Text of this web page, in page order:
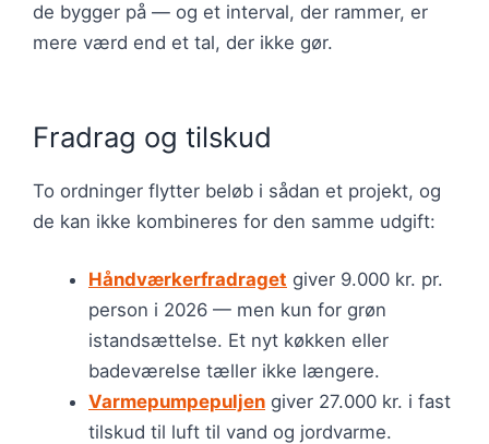
de bygger på — og et interval, der rammer, er
mere værd end et tal, der ikke gør.
Fradrag og tilskud
To ordninger flytter beløb i sådan et projekt, og
de kan ikke kombineres for den samme udgift:
Håndværkerfradraget giver 9.000 kr. pr.
person i 2026 — men kun for grøn
istandsættelse. Et nyt køkken eller
badeværelse tæller ikke længere.
Varmepumpepuljen giver 27.000 kr. i fast
tilskud til luft til vand og jordvarme.